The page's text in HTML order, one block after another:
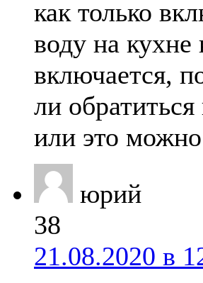
как только
воду на кухне
включается,
ли
или это
юрий
38
21.08.2020 в